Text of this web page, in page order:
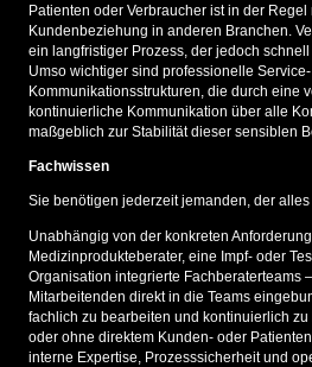
Patienten oder Verbraucher ist in der
Kundenbeziehung in anderen Branchen.
ein langfristiger Prozess, der jedoch
Umso wichtiger sind professionelle
Kommunikationsstrukturen, die durch eine
kontinuierliche Kommunikation über alle
maßgeblich zur Stabilität dieser sensiblen
Fachwissen
Sie benötigen jederzeit jemanden, der
Unabhängig von der konkreten
Medizinprodukteberater, eine Impf- oder
Organisation integrierte Fachberaterteams
Mitarbeitenden direkt in die Teams
fachlich zu bearbeiten und kontinuierlich
oder ohne direktem Kunden- oder
interne Expertise, Prozesssicherheit und